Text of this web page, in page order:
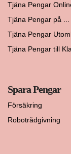
Tjäna Pengar
Tjäna Pengar på ...
Tjäna Pengar
Tjäna Pengar till
Spara Pengar
Försäkring
Robotrådgivning